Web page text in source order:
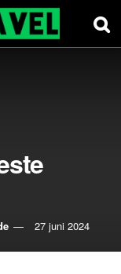
27 juni 2024